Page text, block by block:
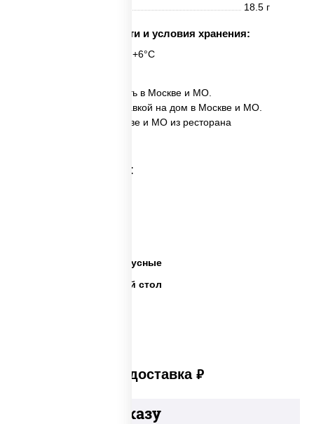
18.5 г
Срок годности и условия хранения:
6 часов при t° от +2°C до +6°C
✅ Поке с курицей заказать в Москве и МО.
✅ Поке с курицей с доставкой на дом в Москве и МО.
✅ Поке с курицей в Москве и МО из ресторана
Категории товара:
Салаты недорогие и вкусные
Салаты на праздничный стол
Платная доставка руб
Добавьте к заказу